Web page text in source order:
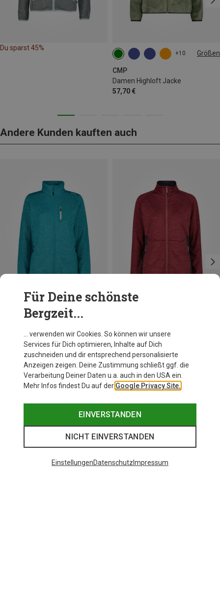
Du sparst 45%
+10 Größen
CMP
Damen Highloft Jacke
57,70 €
Andere Kunden kauften auch
Du sparst 26%
Für Deine schönste
Bergzeit...
… verwenden wir Cookies. So können wir unsere
Services für Dich optimieren, Inhalte auf Dich
zuschneiden und dir entsprechend personalisierte
Anzeigen zeigen. Deine Zustimmung schließt ggf. die
Verarbeitung Deiner Daten u.a. auch in den USA ein.
Mehr Infos findest Du auf der Google Privacy Site.
EINVERSTANDEN
NICHT EINVERSTANDEN
EinstellungenDatenschutz Impressum